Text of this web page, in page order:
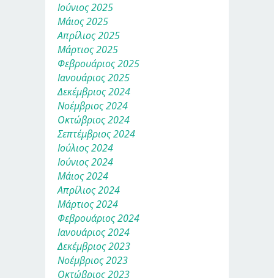
Ιούνιος 2025
Μάιος 2025
Απρίλιος 2025
Μάρτιος 2025
Φεβρουάριος 2025
Ιανουάριος 2025
Δεκέμβριος 2024
Νοέμβριος 2024
Οκτώβριος 2024
Σεπτέμβριος 2024
Ιούλιος 2024
Ιούνιος 2024
Μάιος 2024
Απρίλιος 2024
Μάρτιος 2024
Φεβρουάριος 2024
Ιανουάριος 2024
Δεκέμβριος 2023
Νοέμβριος 2023
Οκτώβριος 2023